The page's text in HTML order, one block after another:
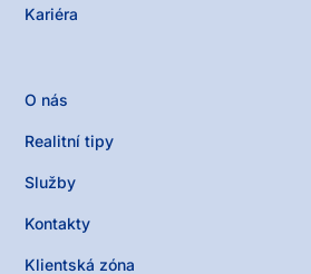
Kariéra
O nás
Realitní tipy
Služby
Kontakty
Klientská zóna